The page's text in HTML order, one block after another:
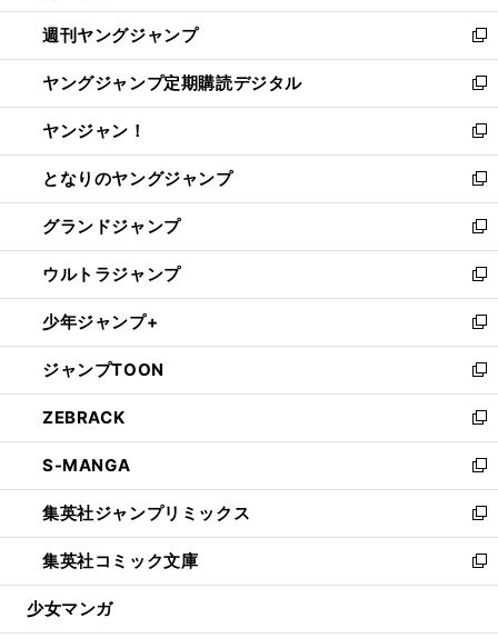
開
く
ウ
で
開
く
ン
ド
ウ
で
開
く
ウ
ィ
ン
ド
ウ
で
開
く
週刊ヤングジャンプ
新
し
い
ウ
ィ
ン
ド
ウ
で
開
く
ヤングジャンプ定期購読デジタル
新
し
い
ウ
ィ
ン
ド
ウ
で
開
く
ヤンジャン！
新
し
い
ウ
ィ
ン
ド
ウ
で
開
く
となりのヤングジャンプ
新
し
い
ウ
ィ
ン
ド
ウ
で
開
く
グランドジャンプ
新
し
い
ウ
ィ
ン
ド
ウ
で
開
く
ウルトラジャンプ
新
し
い
ウ
ィ
ン
ド
ウ
で
開
く
少年ジャンプ+
新
し
い
ウ
ィ
ン
ド
ウ
で
開
く
ジャンプTOON
新
し
い
ウ
ィ
ン
ド
ウ
で
開
ZEBRACK
新
し
い
ウ
ィ
ン
ド
ウ
開
S-MANGA
新
し
い
ウ
ィ
ン
ウ
集英社ジャンプリミックス
新
し
い
ウ
集英社コミック文庫
新
し
少女マンガ